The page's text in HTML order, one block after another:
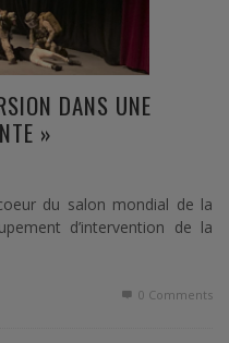
DANS UNE
»
du salon mondial de la
d’intervention de la
0 Comments